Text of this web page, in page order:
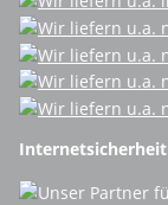
Internetsicherheit